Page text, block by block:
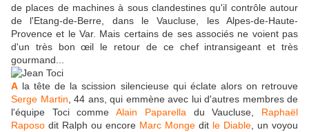
de places de machines à sous clandestines qu'il contrôle autour
de l'Etang-de-Berre, dans le Vaucluse, les Alpes-de-Haute-
Provence et le Var. Mais certains de ses associés ne voient pas
d'un très bon œil le retour de ce chef intransigeant et très
gourmand...
A la tête de la scission silencieuse qui éclate alors on retrouve
Serge Martin , 44 ans, qui emmène avec lui d'autres membres de
l'équipe Toci commeAlain Paparella du Vaucluse, Raphaël
Raposo dit Ralph ou encore Marc Monge dit le Diable , un voyou